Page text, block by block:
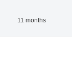
11 months